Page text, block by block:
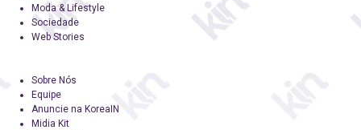
Moda & Lifestyle
Sociedade
Web Stories
Sobre Nós
Equipe
Anuncie na KoreaIN
Midia Kit